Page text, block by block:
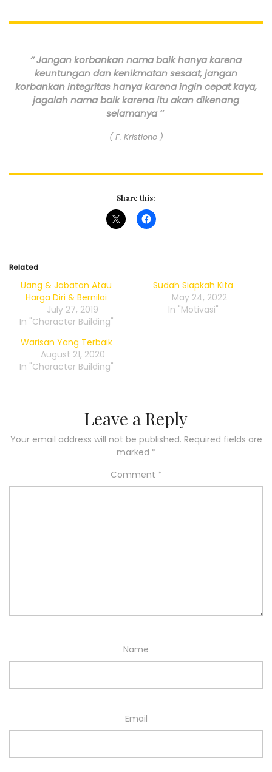
‘’ Jangan korbankan nama baik hanya karena
keuntungan dan kenikmatan sesaat, jangan
korbankan integritas hanya karena ingin cepat kaya,
jagalah nama baik karena itu akan dikenang
selamanya ‘’
( F. Kristiono )
Share this:
Related
Uang & Jabatan Atau
Harga Diri & Bernilai
July 27, 2019
In "Character Building"
Sudah Siapkah Kita
May 24, 2022
In "Motivasi"
Warisan Yang Terbaik
August 21, 2020
In "Character Building"
Leave a Reply
Your email address will not be published. Required fields are
marked *
Comment *
Name
Email